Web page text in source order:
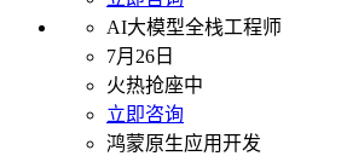
AI大模型全栈工程师
7月26日
火热抢座中
立即咨询
鸿蒙原生应用开发